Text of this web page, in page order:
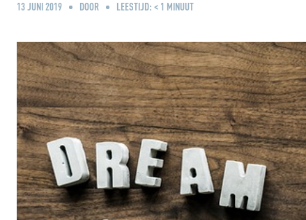
13 JUNI 2019 DOOR LEESTIJD: < 1 MINUUT